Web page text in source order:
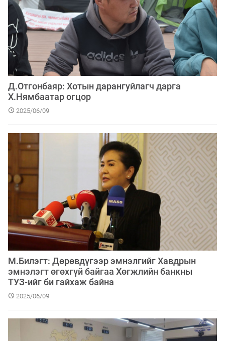
Д.Отгонбаяр: Хотын дарангуйлагч дарга
Х.Нямбаатар огцор
2025/06/09
М.Билэгт: Дөрөвдүгээр эмнэлгийг Хавдрын
эмнэлэгт өгөхгүй байгаа Хөгжлийн банкны
ТУЗ-ийг би гайхаж байна
2025/06/09